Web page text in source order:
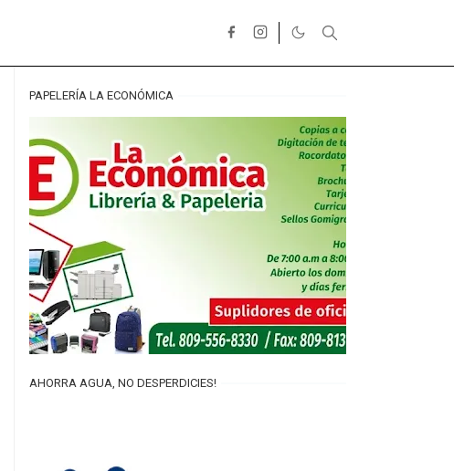
PAPELERÍA LA ECONÓMICA
AHORRA AGUA, NO DESPERDICIES!